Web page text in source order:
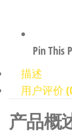
Pin This
描述
用户评价
产品概